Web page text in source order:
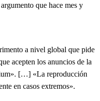
que hace mes y
a nivel global que pide
acepten los anuncios de la
[…] «La reproducción
en casos extremos».